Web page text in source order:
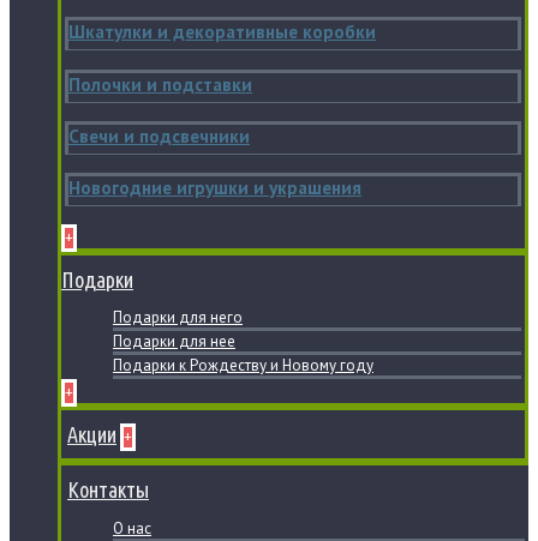
Шкатулки и декоративные коробки
Полочки и подставки
Свечи и подсвечники
Новогодние игрушки и украшения
+
Подарки
Подарки для него
Подарки для нее
Подарки к Рождеству и Новому году
+
Акции +
Контакты
О нас